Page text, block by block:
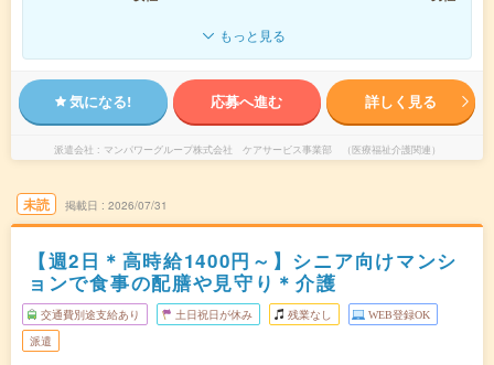
もっと見る
気になる! 応募へ進む 詳しく見る
派遣会社 マンパワーグループ株式会社 ケアサービス事業部 （医療福祉介護関連）
未読 掲載日 2026/07/31
【週2日＊高時給1400円～】シニア向けマンシ
ョンで食事の配膳や見守り＊介護
交通費別途支給あり 土日祝日が休み 残業なし WEB登録OK
派遣